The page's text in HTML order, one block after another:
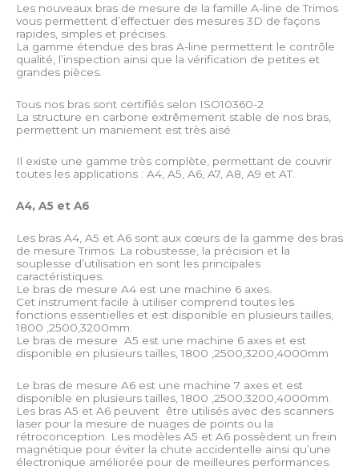
Les nouveaux bras de mesure de la famille A-line de Trimos
vous permettent d’effectuer des mesures 3D de façons
rapides, simples et précises.
La gamme étendue des bras A-line permettent le contrôle
qualité, l’inspection ainsi que la vérification de petites et
grandes pièces.
Tous nos bras sont certifiés selon ISO10360-2
La structure en carbone extrêmement stable de nos bras,
permettent un maniement est très aisé.
Il existe une gamme très complète, permettant de couvrir
toutes les applications : A4, A5, A6, A7, A8, A9 et AT.
A4, A5 et A6
Les bras A4, A5 et A6 sont aux cœurs de la gamme des bras
de mesure Trimos. La robustesse, la précision et la
souplesse d’utilisation en sont les principales
caractéristiques.
Le bras de mesure A4 est une machine 6 axes.
Cet instrument facile à utiliser comprend toutes les
fonctions essentielles et est disponible en plusieurs tailles,
1800 ,2500,3200mm.
Le bras de mesure A5 est une machine 6 axes et est
disponible en plusieurs tailles, 1800 ,2500,3200,4000mm
Le bras de mesure A6 est une machine 7 axes et est
disponible en plusieurs tailles, 1800 ,2500,3200,4000mm.
Les bras A5 et A6 peuvent être utilisés avec des scanners
laser pour la mesure de nuages de points ou la
rétroconception. Les modèles A5 et A6 possèdent un frein
magnétique pour éviter la chute accidentelle ainsi qu’une
électronique améliorée pour de meilleures performances.